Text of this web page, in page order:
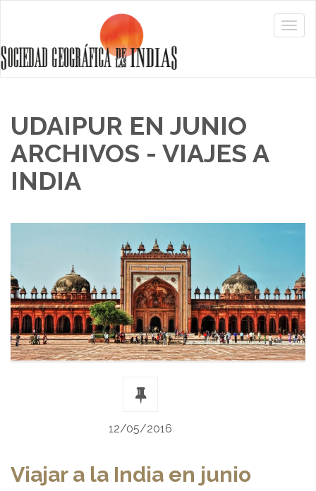
UDAIPUR EN JUNIO
ARCHIVOS - VIAJES A
INDIA
12/05/2016
Viajar a la India en junio